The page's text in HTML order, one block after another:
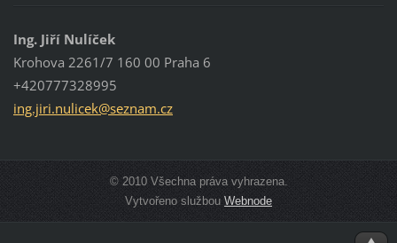
Ing. Jiří Nulíček
Krohova 2261/7 160 00 Praha 6
+420777328995
ing.jiri.nulicek@seznam.cz
© 2010 Všechna práva vyhrazena.
Vytvořeno službou Webnode